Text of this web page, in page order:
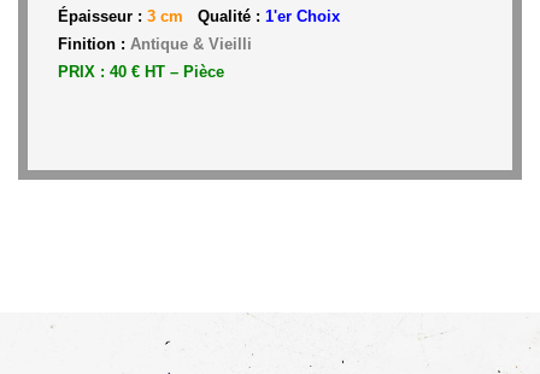
Épaisseur : 3 cm Qualité : 1'er Choix
Finition : Antique & Vieilli
PRIX : 40 € HT – Pièce